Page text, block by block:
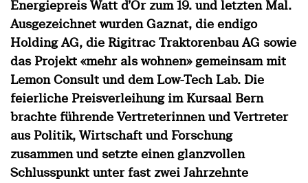
Energiepreis Watt d’Or zum 19. und letzten Mal.
Ausgezeichnet wurden Gaznat, die endigo
Holding AG, die Rigitrac Traktorenbau AG sowie
das Projekt «mehr als wohnen» gemeinsam mit
Lemon Consult und dem Low-Tech Lab. Die
feierliche Preisverleihung im Kursaal Bern
brachte führende Vertreterinnen und Vertreter
aus Politik, Wirtschaft und Forschung
zusammen und setzte einen glanzvollen
Schlusspunkt unter fast zwei Jahrzehnte